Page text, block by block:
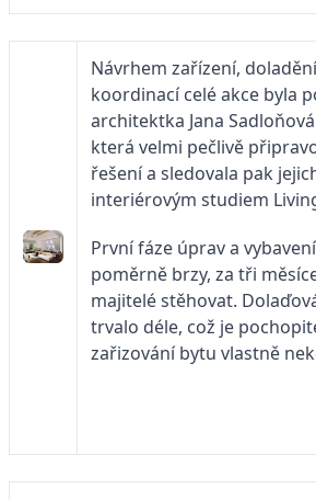
Návrhem zařízení,
koordinací celé akce byla
architektka Jana
která velmi pečlivě
řešení a sledovala pak
interiérovým studiem
První fáze úprav a
poměrně brzy, za tři
majitelé stěhovat.
trvalo déle, což je
zařizování bytu vlastně